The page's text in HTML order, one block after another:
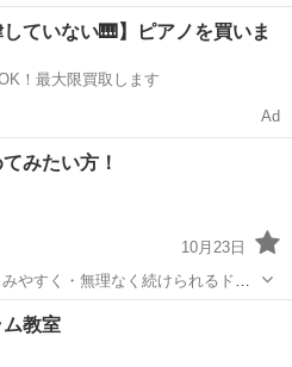
の曜日と日時に空きがございま
から) ・金曜 → 17:00～18:0...
ドラム レッスン
していない🎹】ピアノを買いま
！最大限買取します
Ad
みたい方！
10月23日
やすく・無理なく続けられるドラ
歴10年。自身のバンドでは、CM
品にも参加しており、現場で培っ
...
ドラム
教室